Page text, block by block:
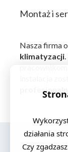
Montaż i
Nasza firma
klimatyzacji
działania
Czy